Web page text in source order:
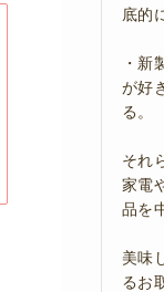
底的
・新
が好
る。
それ
家電
品を
美味
るお